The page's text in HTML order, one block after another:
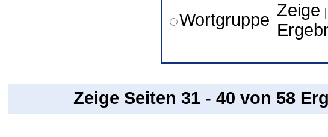
Wortgruppe Zeige
Zeige Seiten 31 - 40 von 58